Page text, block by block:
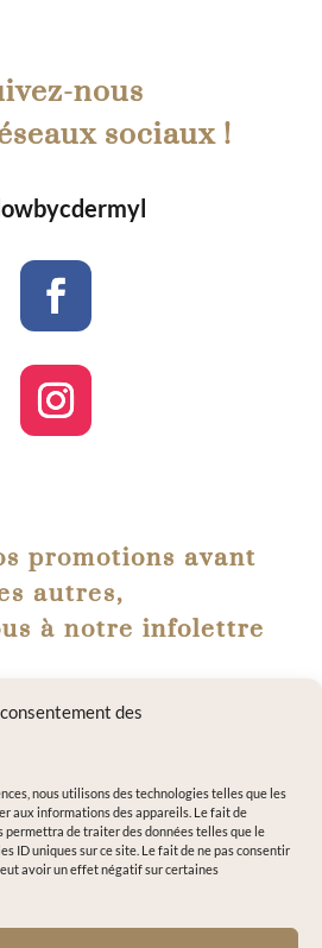
des
nous utilisons des technologies telles que les
aux informations des appareils. Le fait de
permettra de traiter des données telles que le
ID uniques sur ce site. Le fait de ne pas consentir
avoir un effet négatif sur certaines
nous
sociaux !
promotions avant
autres,
à notre infolettre
+ 2= M'INSCRIRE